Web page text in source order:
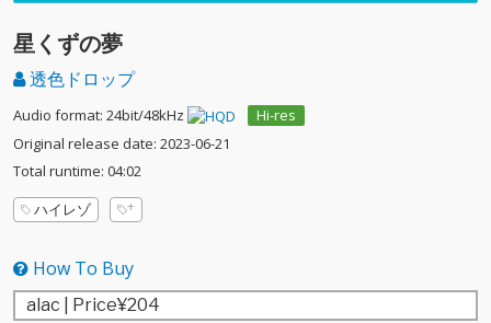
星くずの夢
透色ドロップ
Audio format: 24bit/48kHz
Hi-res
Original release date: 2023-06-21
Total runtime: 04:02
ハイレゾ
How To Buy